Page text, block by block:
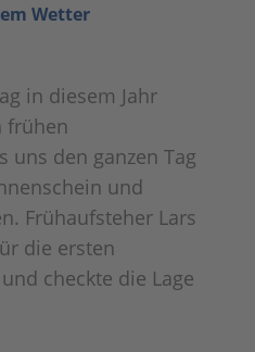
Wetter
in diesem Jahr
frühen
uns den ganzen Tag
und
Frühaufsteher Lars
die ersten
checkte die Lage